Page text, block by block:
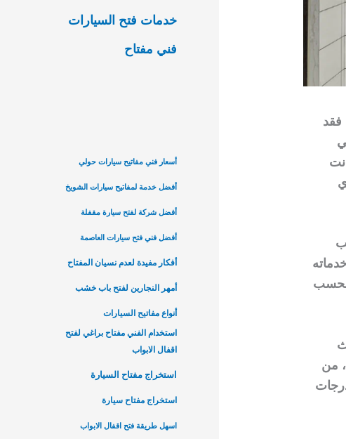
فقد
بحسب
من
خدمات فتح السيارات
فني مفتاح
أسعار فني مفاتيح سيارات حولي
أفضل خدمة لمفاتيح سيارات الشويخ
أفضل شركة لفتح سيارة مقفلة
أفضل فني فتح سيارات العاصمة
أفكار مفيدة لعدم نسيان المفتاح
أمهر النجارين لفتح باب خشب
أنواع مفاتيح السيارات
استخدام الفني مفتاح براغي لفتح
اقفال الابواب
استخراج مفتاح السيارة
استخراج مفتاح سيارة
اسهل طريقة فتح اقفال الابواب